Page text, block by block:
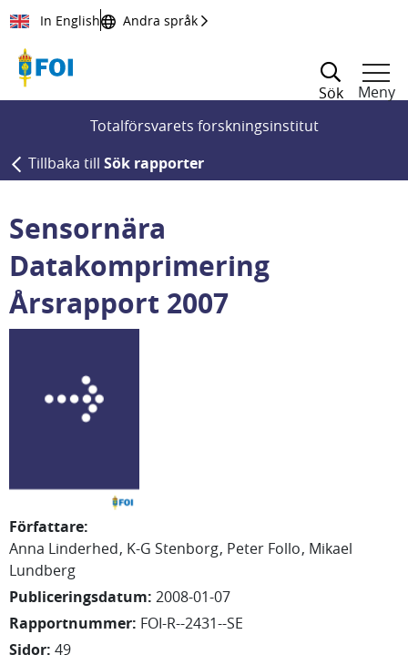
Till innehållet
In English Andra språk
Sök
Meny
Totalförsvarets forskningsinstitut
Tillbaka till Sök rapporter
Sensornära
Datakomprimering
Årsrapport 2007
Författare:
Anna Linderhed K-G Stenborg Peter Follo Mikael
Lundberg
Publiceringsdatum: 2008-01-07
Rapportnummer: FOI-R--2431--SE
Sidor: 49